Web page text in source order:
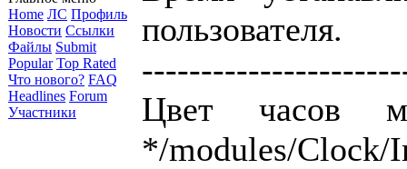
Home ЛС Профиль
Новости Ссылки
Файлы Submit
Popular Top Rated
Что нового? FAQ
Headlines Forum
Участники
пользователя.
Цвет часов
*/modules/Clock/